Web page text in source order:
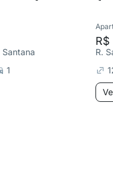
Santana
1
R.